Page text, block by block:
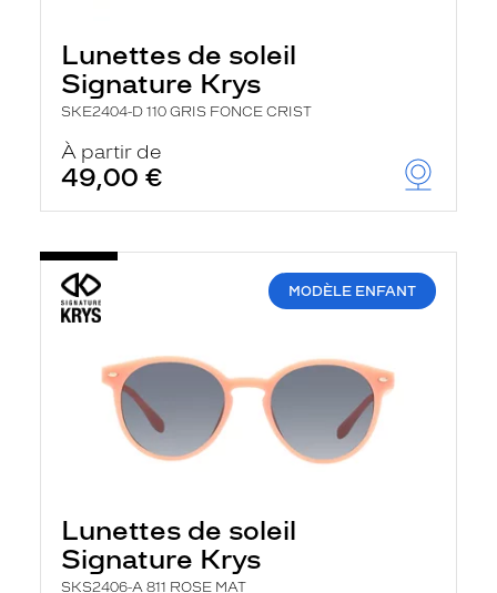
Lunettes de soleil
Signature Krys
SKE2404-D 110 GRIS FONCE CRIST
À partir de
49,00 €
MODÈLE ENFANT
Lunettes de soleil
Signature Krys
SKS2406-A 811 ROSE MAT